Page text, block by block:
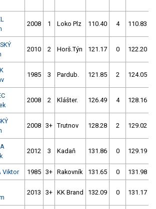
2008 1 Loko Plz 110.40 4 110.83
2010 2 Horš.Týn 121.17 0 122.20
1985 3 Pardub. 121.85 2 124.05
2008 2 Klášter. 126.49 4 128.16
2008 3+ Trutnov 128.28 2 129.02
2012 3 Kadaň 131.86 0 129.19
Viktor 1985 3+ Rakovník 131.65 0 131.98
2013 3+ KK Brand 132.09 0 131.17